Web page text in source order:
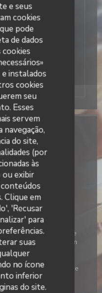
e seus
cookies
pode
de dados
cookies
instalados
cookies
seu
Esses
servem
navegação,
do site,
(por
às
ou exibir
Clique em
'Recusar
para
suas
no ícone
inferior
do site.
P. Mauroy e 4
da Haute Borne,
Com a sua
seu grande parque
desfrutar do
enorme!
gerais
com mobilidade
Cheques, Cheques de
Pagamento sem
Visa, Transferência
Diner Club, Ordem de
Union Pay, Apple
móvel
& Bar